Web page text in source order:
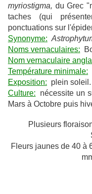
myriostigma, du Grec
taches (qui
ponctuations sur
Synonyme:
Noms vernaculaires:
Nom vernaculaire
Température minimale:
Exposition: plein soleil.
Culture: nécessite un
Mars à Octobre puis
Plusieurs
Fleurs jaunes de 40 à